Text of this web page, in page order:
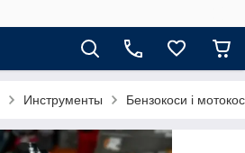
Инструменты Бензокоси і